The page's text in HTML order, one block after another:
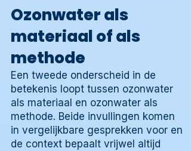
Ozonwater als
materiaal of als
methode
Een tweede onderscheid in de
betekenis loopt tussen ozonwater
als materiaal en ozonwater als
methode. Beide invullingen komen
in vergelijkbare gesprekken voor en
de context bepaalt vrijwel altijd